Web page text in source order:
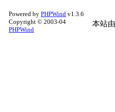
Powered by PHPWind v1.3.6
Copyright © 2003-04
PHPWind
本站由